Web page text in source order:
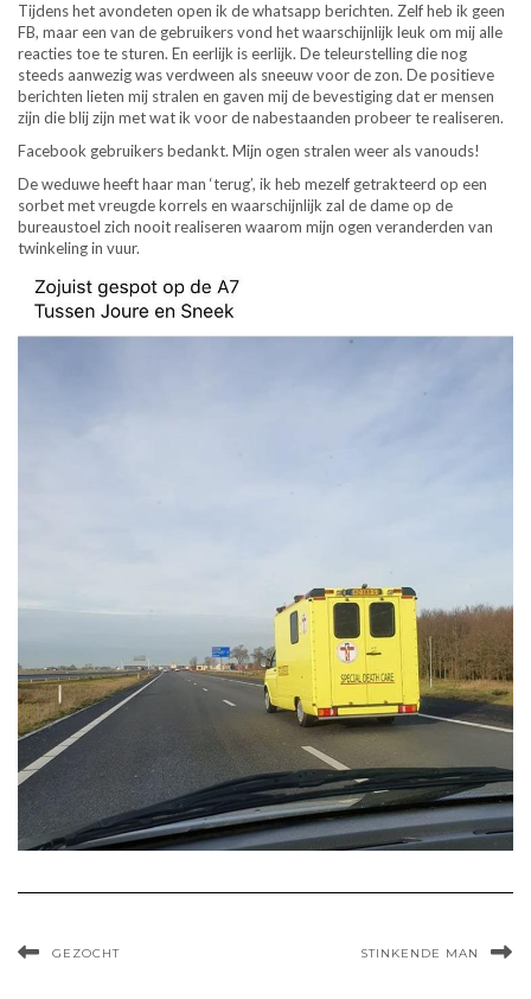
Tijdens het avondeten open ik de whatsapp berichten. Zelf heb ik geen
FB, maar een van de gebruikers vond het waarschijnlijk leuk om mij alle
reacties toe te sturen. En eerlijk is eerlijk. De teleurstelling die nog
steeds aanwezig was verdween als sneeuw voor de zon. De positieve
berichten lieten mij stralen en gaven mij de bevestiging dat er mensen
zijn die blij zijn met wat ik voor de nabestaanden probeer te realiseren.
Facebook gebruikers bedankt. Mijn ogen stralen weer als vanouds!
De weduwe heeft haar man ‘terug’, ik heb mezelf getrakteerd op een
sorbet met vreugde korrels en waarschijnlijk zal de dame op de
bureaustoel zich nooit realiseren waarom mijn ogen veranderden van
twinkeling in vuur.
GEZOCHT STINKENDE MAN